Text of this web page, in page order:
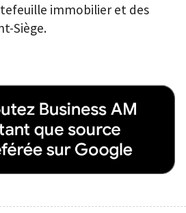
immobilier et des
Siège.